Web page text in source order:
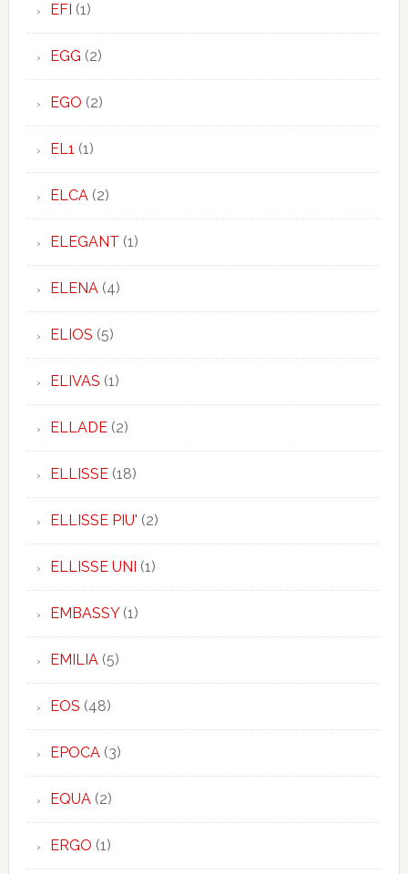
EFI (1)
EGG (2)
EGO (2)
EL1 (1)
ELCA(2)
ELEGANT (1)
ELENA(4)
ELIOS (5)
ELIVAS (1)
ELLADE(2)
ELLISSE(18)
ELLISSE PIU' (2)
ELLISSE UNI (1)
EMBASSY(1)
EMILIA(5)
EOS (48)
EPOCA(3)
EQUA(2)
ERGO (1)